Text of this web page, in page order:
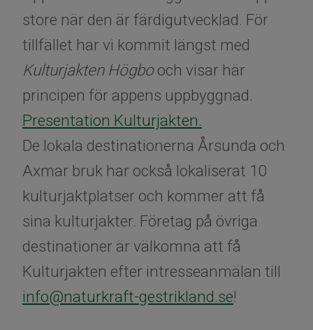
store när den är färdigutvecklad. För
tillfället har vi kommit längst med
Kulturjakten Högbooch visar här
principen för appens uppbyggnad.
Presentation Kulturjakten.
De lokala destinationerna Årsunda och
Axmar bruk har också lokaliserat 10
kulturjaktplatser och kommer att få
sina kulturjakter. Företag på övriga
destinationer är välkomna att få
Kulturjakten efter intresseanmälan till
info@naturkraft-gestrikland.se!